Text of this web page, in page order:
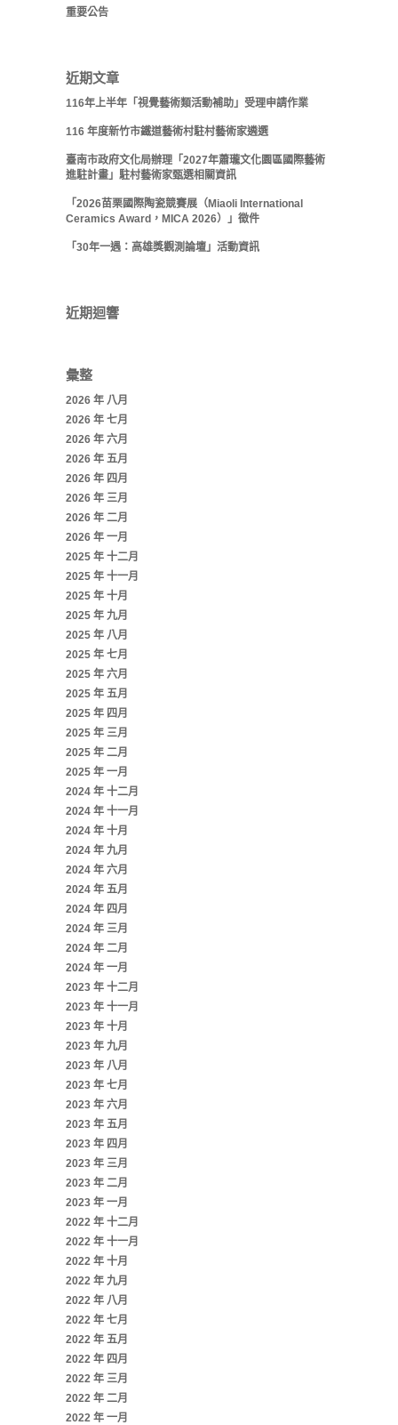
重要公告
近期文章
116年上半年「視覺藝術類活動補助」受理申請作業
116 年度新竹市鐵道藝術村駐村藝術家遴選
臺南市政府文化局辦理「2027年蕭瓏文化園區國際藝術
進駐計畫」駐村藝術家甄選相關資訊
「2026苗栗國際陶瓷競賽展（Miaoli International
Ceramics Award，MICA 2026）」徵件
「30年一遇：高雄獎觀測論壇」活動資訊
近期迴響
彙整
2026 年 八月
2026 年 七月
2026 年 六月
2026 年 五月
2026 年 四月
2026 年 三月
2026 年 二月
2026 年 一月
2025 年 十二月
2025 年 十一月
2025 年 十月
2025 年 九月
2025 年 八月
2025 年 七月
2025 年 六月
2025 年 五月
2025 年 四月
2025 年 三月
2025 年 二月
2025 年 一月
2024 年 十二月
2024 年 十一月
2024 年 十月
2024 年 九月
2024 年 六月
2024 年 五月
2024 年 四月
2024 年 三月
2024 年 二月
2024 年 一月
2023 年 十二月
2023 年 十一月
2023 年 十月
2023 年 九月
2023 年 八月
2023 年 七月
2023 年 六月
2023 年 五月
2023 年 四月
2023 年 三月
2023 年 二月
2023 年 一月
2022 年 十二月
2022 年 十一月
2022 年 十月
2022 年 九月
2022 年 八月
2022 年 七月
2022 年 五月
2022 年 四月
2022 年 三月
2022 年 二月
2022 年 一月